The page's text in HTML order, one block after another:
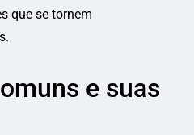
que se tornem
e suas